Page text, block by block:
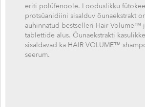
eriti polüfenoole. Looduslikku
protsüanidiini sisalduv õunaekstrakt
auhinnatud bestselleri Hair Volume™
tablettide alus. Õunaekstrakti
sisaldavad ka HAIR VOLUME™
seerum.